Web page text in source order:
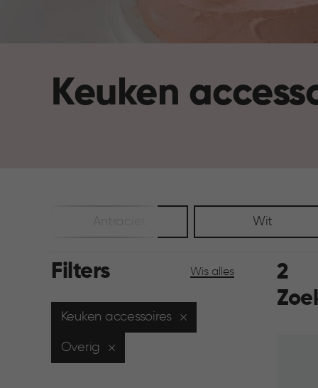
Keuken
Wit
Filters Wis alles
Keuken accessoires
Overig
2